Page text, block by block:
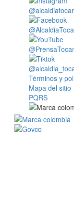
Términos y
Mapa del sitio
PQRS